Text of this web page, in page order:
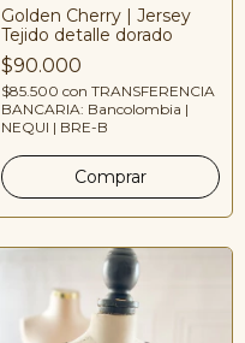
Golden Cherry | Jersey
Tejido detalle dorado
$90.000
$85.500 con TRANSFERENCIA
BANCARIA: Bancolombia |
NEQUI | BRE-B